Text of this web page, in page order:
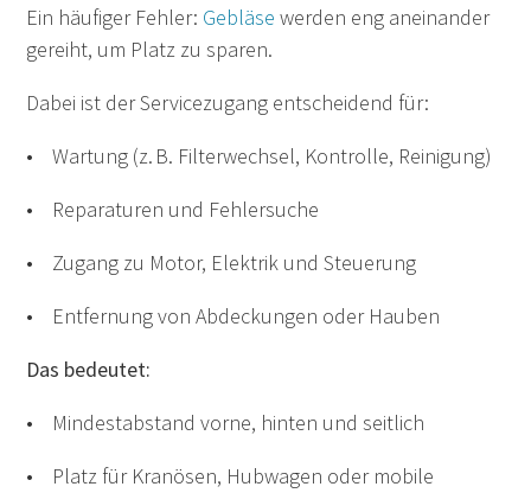
Ein häufiger Fehler: Gebläse werden eng aneinander
gereiht, um Platz zu sparen.
Dabei ist der Servicezugang entscheidend für:
• Wartung (z. B. Filterwechsel, Kontrolle, Reinigung)
• Reparaturen und Fehlersuche
• Zugang zu Motor, Elektrik und Steuerung
• Entfernung von Abdeckungen oder Hauben
Das bedeutet:
• Mindestabstand vorne, hinten und seitlich
• Platz für Kranösen, Hubwagen oder mobile